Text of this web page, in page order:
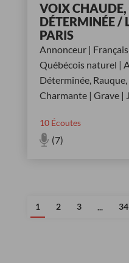
VOIX CHAUDE,
DÉTERMINÉE /
PARIS
Annonceur |
Québécois naturel |
Déterminée,
Charmante | Grave |
10 Écoutes
(7)
1 2 3 ... 34